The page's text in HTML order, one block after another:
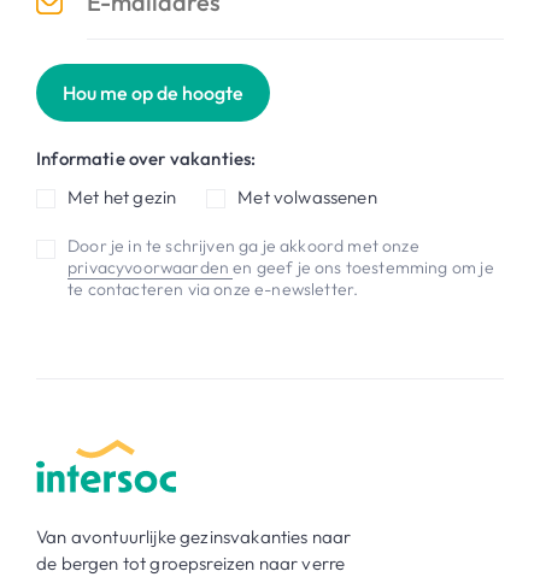
Hou me op de hoogte
Informatie over vakanties:
Met het gezin
Met volwassenen
Door je in te schrijven ga je akkoord met onze
privacyvoorwaardenen geef je ons toestemming om je
te contacteren via onze e-newsletter.
Van avontuurlijke gezinsvakanties naar
de bergen tot groepsreizen naar verre